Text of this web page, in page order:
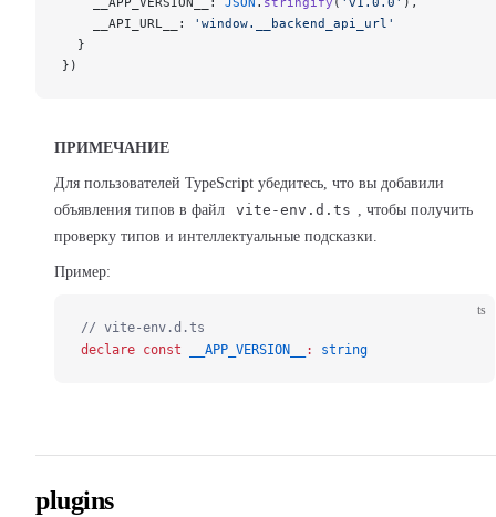
    __API_URL__:
'window.__backend_api_url'
  }
})
ПРИМЕЧАНИЕ
Для пользователей TypeScript убедитесь, что вы добавили
объявления типов в файл
vite-env.d.ts , чтобы получить
проверку типов и интеллектуальные подсказки.
Пример:
ts
// vite-env.d.ts
declare const __APP_VERSION__ : string
plugins